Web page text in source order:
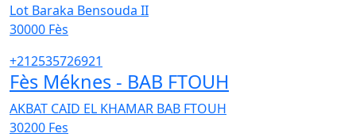
Lot Baraka Bensouda II
30000 Fès
+212535726921
Fès Méknes - BAB FTOUH
AKBAT CAID EL KHAMAR BAB FTOUH
30200 Fes